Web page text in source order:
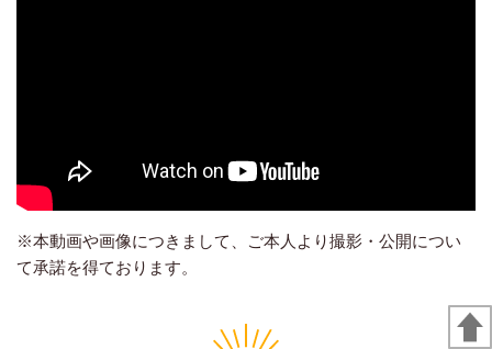
※本動画や画像につきまして、ご本人より撮影・公開につい
て承諾を得ております。